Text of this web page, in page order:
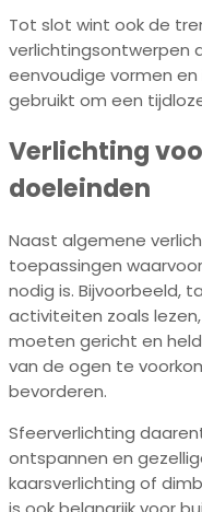
Tot slot wint ook de
verlichtingsontwerpen
eenvoudige vormen
gebruikt om een
Verlichting
doeleinden
Naast algemene
toepassingen
nodig is. Bijvoorbeeld,
activiteiten zoals
moeten gericht en
van de ogen te
bevorderen.
Sfeerverlichting
ontspannen en
kaarsverlichting of